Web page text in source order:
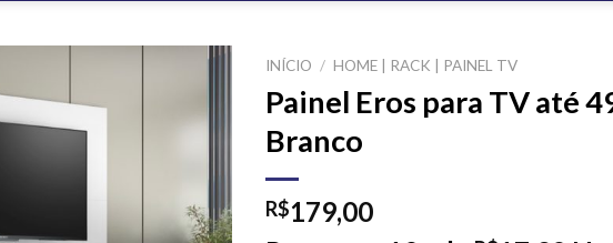
INÍCIO / HOME | RACK | PAINEL TV
Painel Eros para TV até
Branco
R$179,00